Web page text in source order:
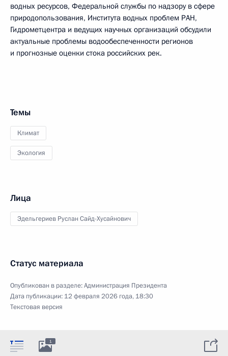
водных ресурсов, Федеральной службы по надзору в сфере
природопользования, Института водных проблем РАН,
Гидрометцентра и ведущих научных организаций обсудили
актуальные проблемы водообеспеченности регионов
и прогнозные оценки стока российских рек.
Темы
Климат
Экология
Лица
Эдельгериев Руслан Сайд-Хусайнович
Статус материала
Опубликован в разделе:Администрация Президента
Дата публикации: 12 февраля 2026 года, 18:30
Текстовая версия
1